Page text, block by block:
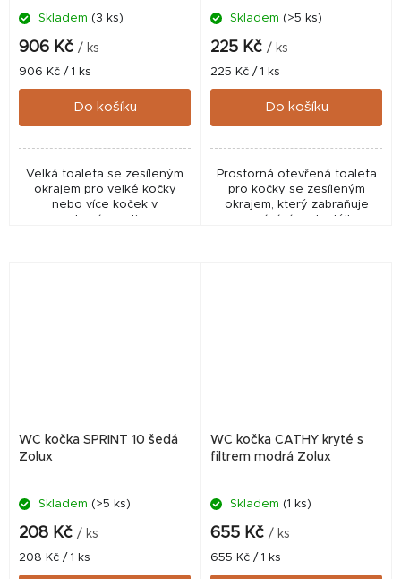
Skladem (3 ks)
906 Kč / ks
Měrná
cena:
906 Kč / 1 ks
Do košíku
Velká toaleta se zesíleným
okrajem pro velké kočky
nebo více koček v
Skladem (>5 ks)
225 Kč / ks
Měrná
cena:
225 Kč / 1 ks
Do košíku
Prostorná otevřená toaleta
pro kočky se zesíleným
okrajem, který zabraňuje
WC kočka SPRINT 10 šedá
Zolux
Skladem (>5 ks)
208 Kč / ks
Měrná
cena:
208 Kč / 1 ks
WC kočka CATHY kryté s
filtrem modrá Zolux
Skladem (1 ks)
655 Kč / ks
Měrná
cena:
655 Kč / 1 ks